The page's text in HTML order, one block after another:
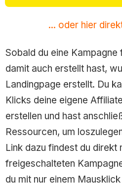
... oder hier
Sobald du eine Kampagne
damit auch erstellt hast,
Landingpage erstellt. Du
Klicks deine eigene
erstellen und hast
Ressourcen, um
Link dazu findest du direkt
freigeschalteten
du mit nur einem